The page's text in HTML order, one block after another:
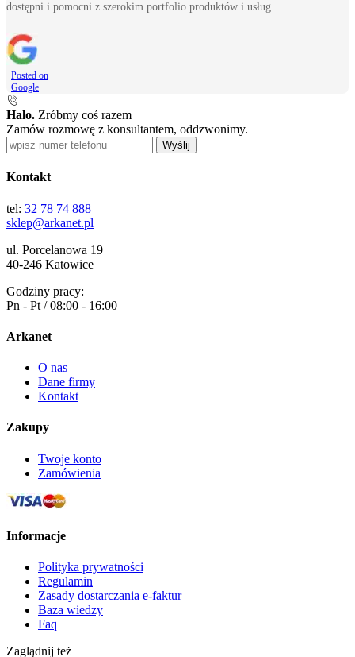
dostępni i pomocni z szerokim portfolio produktów i usług.
Posted on
Google
Halo. Zróbmy coś razem
Zamów rozmowę z konsultantem, oddzwonimy.
Wyślij
Kontakt
tel: 32 78 74 888
sklep@arkanet.pl
ul. Porcelanowa 19
40-246 Katowice
Godziny pracy:
Pn - Pt / 08:00 - 16:00
Arkanet
O nas
Dane firmy
Kontakt
Zakupy
Twoje konto
Zamówienia
Informacje
Polityka prywatności
Regulamin
Zasady dostarczania e-faktur
Baza wiedzy
Faq
Zaglądnij też